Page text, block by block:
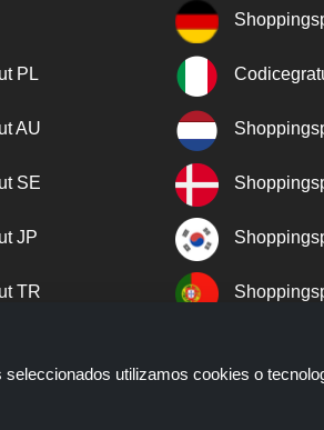
PL
AU
SE
JP
TR
utilizamos cookies o